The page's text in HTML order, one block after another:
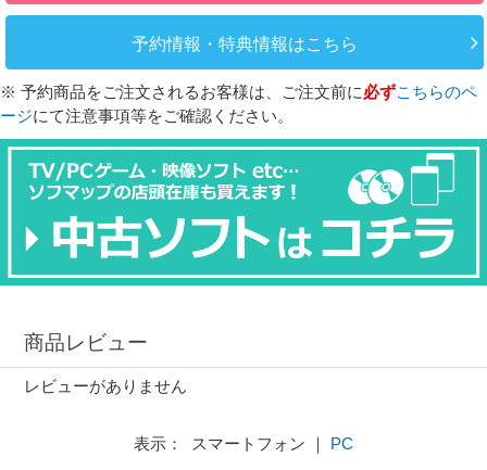
予約情報・特典情報はこちら
※ 予約商品をご注文されるお客様は、ご注文前に必ずこちらのペ
ージにて注意事項等をご確認ください。
商品レビュー
レビューがありません
表示： スマートフォン ｜ PC